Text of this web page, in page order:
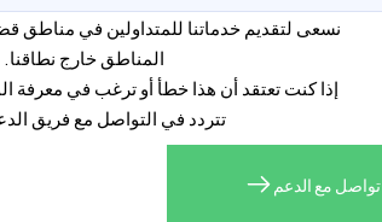
نسعى لتقديم خدماتنا للمتداولين في مناطق
المناطق خارج نطاقنا.
إذا كنت تعتقد أن هذا خطأ أو ترغب في معرفة
تتردد في التواصل مع فريق
تواصل مع الدعم